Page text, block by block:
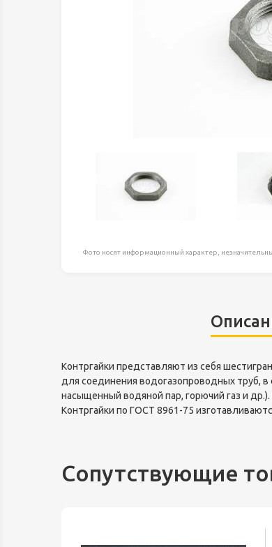
высоте
Фото носят информационный характер,
Контргайки представляют из себя
для соединения водогазопроводных труб,
насыщенный водяной пар, горючий газ и
Контргайки по ГОСТ 8961-75
Сопутствующие